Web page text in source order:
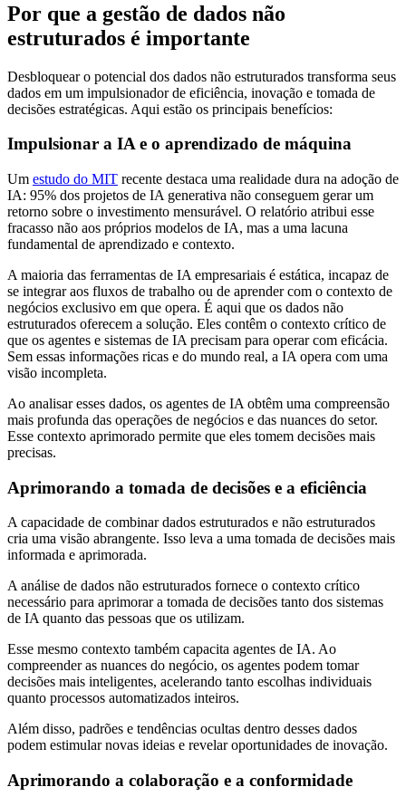
Por que a gestão de dados não
estruturados é importante
Desbloquear o potencial dos dados não estruturados transforma seus
dados em um impulsionador de eficiência, inovação e tomada de
decisões estratégicas. Aqui estão os principais benefícios:
Impulsionar a IA e o aprendizado de máquina
Um estudo do MIT recente destaca uma realidade dura na adoção de
IA: 95% dos projetos de IA generativa não conseguem gerar um
retorno sobre o investimento mensurável. O relatório atribui esse
fracasso não aos próprios modelos de IA, mas a uma lacuna
fundamental de aprendizado e contexto.
A maioria das ferramentas de IA empresariais é estática, incapaz de
se integrar aos fluxos de trabalho ou de aprender com o contexto de
negócios exclusivo em que opera. É aqui que os dados não
estruturados oferecem a solução. Eles contêm o contexto crítico de
que os agentes e sistemas de IA precisam para operar com eficácia.
Sem essas informações ricas e do mundo real, a IA opera com uma
visão incompleta.
Ao analisar esses dados, os agentes de IA obtêm uma compreensão
mais profunda das operações de negócios e das nuances do setor.
Esse contexto aprimorado permite que eles tomem decisões mais
precisas.
Aprimorando a tomada de decisões e a eficiência
A capacidade de combinar dados estruturados e não estruturados
cria uma visão abrangente. Isso leva a uma tomada de decisões mais
informada e aprimorada.
A análise de dados não estruturados fornece o contexto crítico
necessário para aprimorar a tomada de decisões tanto dos sistemas
de IA quanto das pessoas que os utilizam.
Esse mesmo contexto também capacita agentes de IA. Ao
compreender as nuances do negócio, os agentes podem tomar
decisões mais inteligentes, acelerando tanto escolhas individuais
quanto processos automatizados inteiros.
Além disso, padrões e tendências ocultas dentro desses dados
podem estimular novas ideias e revelar oportunidades de inovação.
Aprimorando a colaboração e a conformidade